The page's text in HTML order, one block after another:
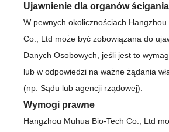
Ujawnienie dla organów ścigania
W pewnych okolicznościach Hangzhou
Co., Ltd może być zobowiązana do
Danych Osobowych, jeśli jest to
lub w odpowiedzi na ważne żądania
(np. Sądu lub agencji rządowej).
Wymogi prawne
Hangzhou Muhua Bio-Tech Co., Ltd